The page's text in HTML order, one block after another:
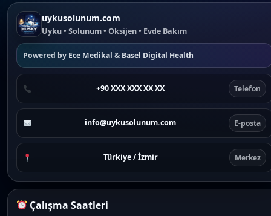
uykusolunum.com
Uyku • Solunum • Oksijen • Evde Bakım
Powered by Ece Medikal & Basel Digital Health
+90 XXX XXX XX XX Telefon
info@uykusolunum.com E-posta
Türkiye / İzmir Merkez
Çalışma Saatleri